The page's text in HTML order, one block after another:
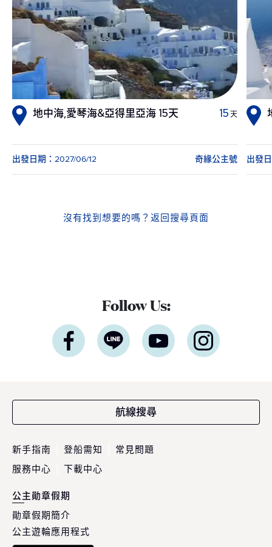
地中海,愛琴海&亞得里亞海 15天 15 天
出發日期：2027/06/12 奇緣公主號 出發
沒有找到想要的嗎？ 返回搜尋頁面
Follow Us:
航線搜尋
新手指南 登船需知
常見問題
服務中心
下載中心
公主勛章假期
勛章假期簡介
公主遊輪應用程式